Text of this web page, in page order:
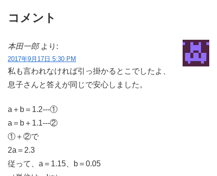
コメント
本田一郎 より:
2017年9月17日 5:30 PM
私も言われなければ引っ掛かるとこでしたよ、
息子さんと答えが同じで安心しました。
a＋b＝1.2‐‐‐①
a＝b＋1.1‐‐‐②
①＋②で
2a＝2.3
従って、a＝1.15、b＝0.05